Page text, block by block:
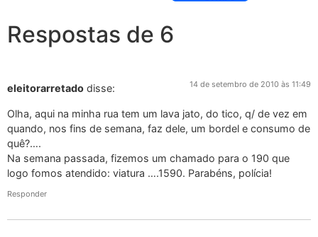
Respostas de 6
eleitorarretado disse: 14 de setembro de 2010 às 11:49
Olha, aqui na minha rua tem um lava jato, do tico, q/ de vez em
quando, nos fins de semana, faz dele, um bordel e consumo de
quê?….
Na semana passada, fizemos um chamado para o 190 que
logo fomos atendido: viatura ….1590. Parabéns, polícia!
Responder